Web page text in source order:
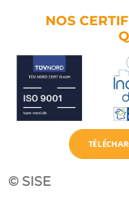
NOS
© SISE